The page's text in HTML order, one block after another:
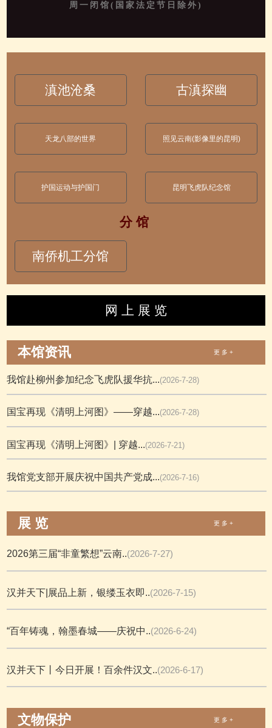
周一闭馆(国家法定节日除外)
滇池沧桑 古滇探幽
天龙八部的世界 照见云南(影像里的昆明)
护国运动与护国门 昆明飞虎队纪念馆
分 馆
南侨机工分馆
网 上 展 览
本馆资讯 更 多 +
我馆赴柳州参加纪念飞虎队援华抗...(2026-7-28)
国宝再现《清明上河图》——穿越...(2026-7-28)
国宝再现《清明上河图》| 穿越...(2026-7-21)
我馆党支部开展庆祝中国共产党成...(2026-7-16)
展 览 更 多 +
2026第三届“非童繁想”云南..(2026-7-27)
汉并天下|展品上新，银缕玉衣即..(2026-7-15)
“百年铸魂，翰墨春城——庆祝中..(2026-6-24)
汉并天下丨今日开展！百余件汉文..(2026-6-17)
文物保护 更 多 +